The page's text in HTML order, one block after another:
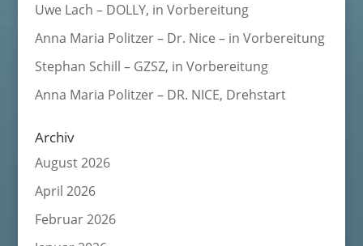
Uwe Lach – DOLLY, in Vorbereitung
Anna Maria Politzer – Dr. Nice – in Vorbereitung
Stephan Schill – GZSZ, in Vorbereitung
Anna Maria Politzer – DR. NICE, Drehstart
Archiv
August 2026
April 2026
Februar 2026